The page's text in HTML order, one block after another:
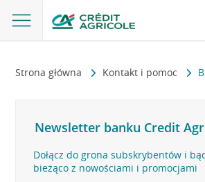
Strona główna Kontakt i pomoc
Newsletter banku Credit
Dołącz do grona subskrybentów i
bieżąco z nowościami i promocjami